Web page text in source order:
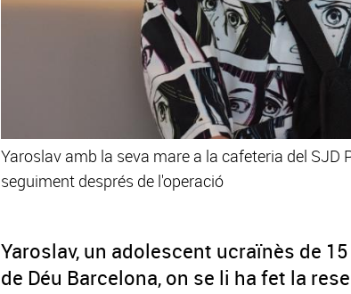
Yaroslav amb la seva mare a la cafeteria del SJD
seguiment després de l'operació
Yaroslav, un adolescent ucraïnès de
de Déu Barcelona, on se li ha fet la